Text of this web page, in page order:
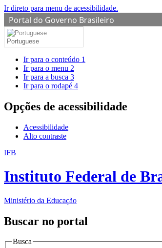
Ir direto para menu de acessibilidade.
Portal do Governo Brasileiro
Portuguese
Ir para o conteúdo 1
Ir para o menu 2
Ir para a busca 3
Ir para o rodapé 4
Opções de acessibilidade
Acessibilidade
Alto contraste
IFB
Instituto Federal de
Ministério da Educação
Buscar no portal
Busca